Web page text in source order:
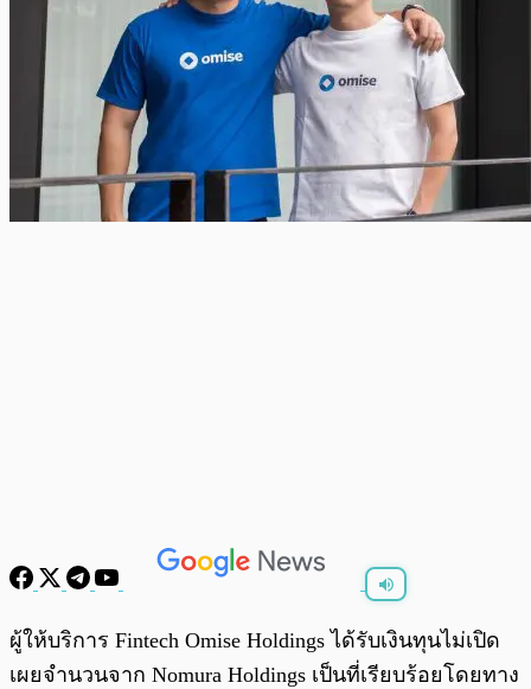
พร้อมเล่น / 0:00
ผู้ให้บริการ Fintech Omise Holdings ได้รับเงินทุนไม่เปิด
เผยจำนวนจาก Nomura Holdings เป็นที่เรียบร้อยโดยทาง